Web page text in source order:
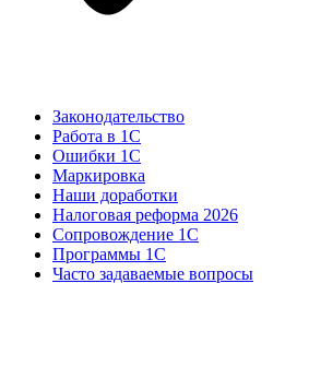
Законодательство
Работа в 1С
Ошибки 1С
Маркировка
Наши доработки
Налоговая реформа 2026
Сопровождение 1С
Программы 1С
Часто задаваемые вопросы